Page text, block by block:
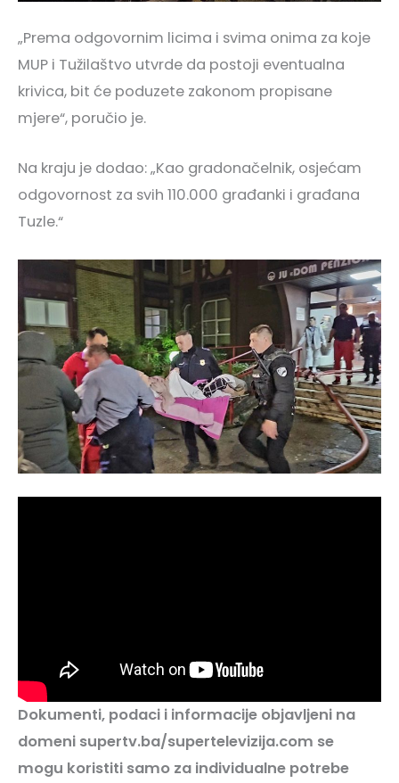
„Prema odgovornim licima i svima onima za koje
MUP i Tužilaštvo utvrde da postoji eventualna
krivica, bit će poduzete zakonom propisane
mjere“, poručio je.
Na kraju je dodao: „Kao gradonačelnik, osjećam
odgovornost za svih 110.000 građanki i građana
Tuzle.“
Dokumenti, podaci i informacije objavljeni na
domeni supertv.ba/supertelevizija.com se
mogu koristiti samo za individualne potrebe